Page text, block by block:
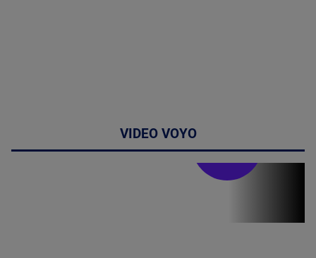
VIDEO VOYO
Stirile PRO TV